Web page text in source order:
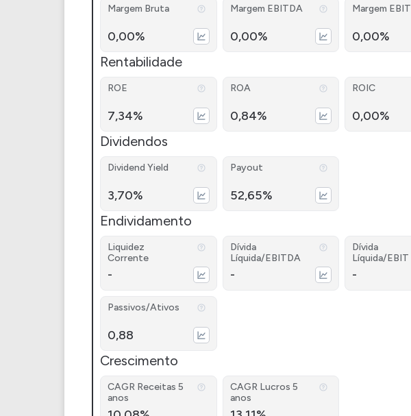
Margem Bruta
0,00%
Margem EBITDA
0,00%
Margem EBIT
0,00%
Rentabilidade
ROE
7,34%
ROA
0,84%
ROIC
0,00%
Dividendos
Dividend Yield
3,70%
Payout
52,65%
Endividamento
Liquidez
Corrente
-
Dívida
Líquida/EBITDA
-
Dívida
Líquida/EBIT
-
Passivos/Ativos
0,88
Crescimento
CAGR Receitas 5
anos
CAGR Lucros 5
anos